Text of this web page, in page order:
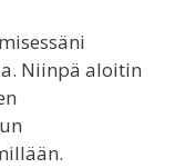
Niinpä aloitin